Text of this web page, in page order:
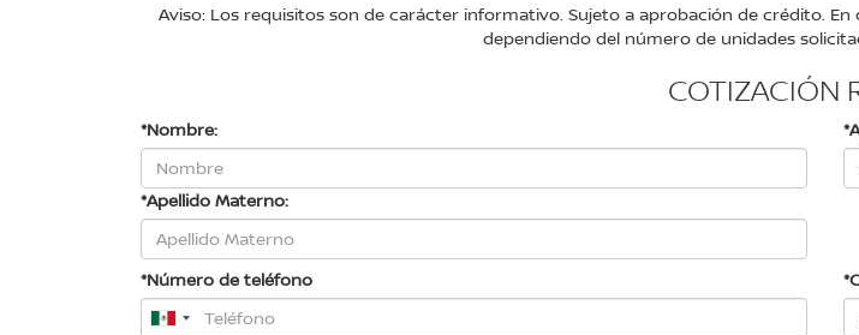
Aviso: Los requisitos son de carácter informativo. Sujeto a aprobación de crédito.
dependiendo del número de unidades
COTIZACIÓN
*Nombre:
*Apellido Materno:
*Número de teléfono